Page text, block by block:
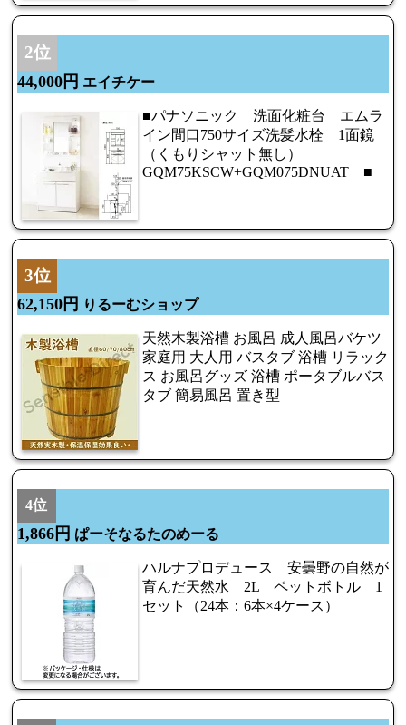
2位
44,000円 エイチケー
■パナソニック 洗面化粧台 エムラ
イン間口750サイズ洗髪水栓 1面鏡
（くもりシャット無し）
GQM75KSCW+GQM075DNUAT ■
3位
62,150円 りるーむショップ
天然木製浴槽 お風呂 成人風呂バケツ
家庭用 大人用 バスタブ 浴槽 リラック
ス お風呂グッズ 浴槽 ポータブルバス
タブ 簡易風呂 置き型
4位
1,866円 ぱーそなるたのめーる
ハルナプロデュース 安曇野の自然が
育んだ天然水 2L ペットボトル 1
セット（24本：6本×4ケース）